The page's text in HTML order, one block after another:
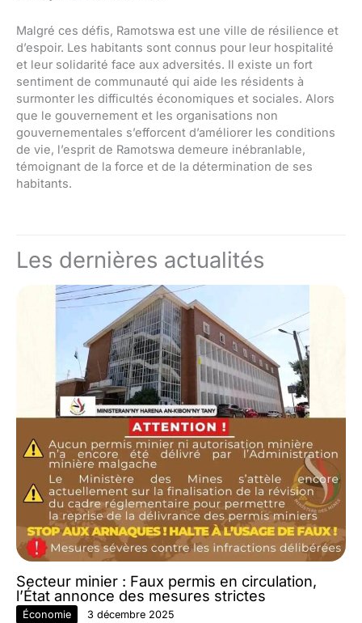
Malgré ces défis, Ramotswa est une ville de résilience et
d’espoir. Les habitants sont connus pour leur hospitalité
et leur solidarité face aux adversités. Il existe un fort
sentiment de communauté qui aide les résidents à
surmonter les difficultés économiques et sociales. Alors
que le gouvernement et les organisations non
gouvernementales s’efforcent d’améliorer les conditions
de vie, l’esprit de Ramotswa demeure inébranlable,
témoignant de la force et de la détermination de ses
habitants.
Les dernières actualités
Secteur minier : Faux permis en circulation,
l’État annonce des mesures strictes
Économie 3 décembre 2025